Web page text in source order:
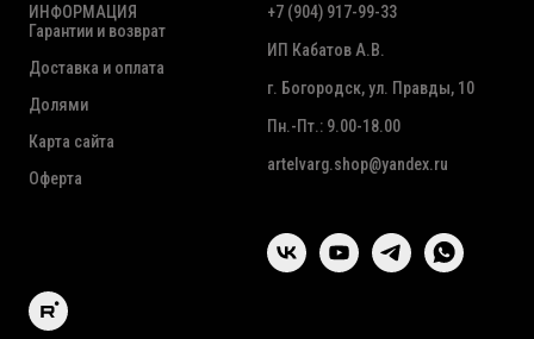
ИНФОРМАЦИЯ
Гарантии и возврат
Доставка и оплата
Долями
Карта сайта
Оферта
+7 (904) 917-99-33
ИП Кабатов А.В.
г. Богородск, ул. Правды, 10
Пн.-Пт.: 9.00-18.00
artelvarg.shop@yandex.ru